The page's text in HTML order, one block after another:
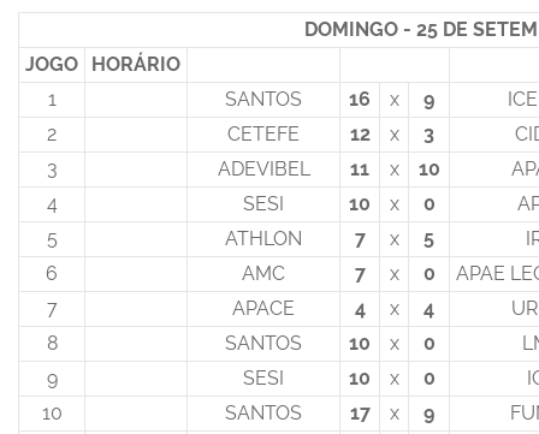
DOMINGO - 25 DE
JOGO
HORÁRIO
1
SANTOS 16 x 9
2
CETEFE 12 x 3
3
ADEVIBEL 11 x 10
4
SESI 10 x 0
5
ATHLON 7 x 5
6
AMC 7 x 0
APAE
7
APACE 4 x 4
8
SANTOS 10 x 0
9
SESI 10 x 0
10
SANTOS 17 x 9